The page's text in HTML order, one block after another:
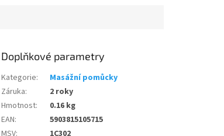
Doplňkové parametry
Kategorie:
Masážní pomůcky
Záruka:
2 roky
Hmotnost:
0.16 kg
EAN:
5903815105715